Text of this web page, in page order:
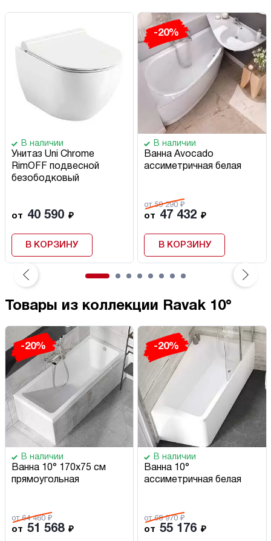
В наличии
Унитаз Uni Chrome
RimOFF подвесной
безободковый
от 40 590 ₽
В КОРЗИНУ
-20%
В наличии
Ванна Avocado
ассиметричная белая
от 59 290 ₽
от 47 432 ₽
В КОРЗИНУ
Товары из коллекции Ravak 10°
-20%
В наличии
Ванна 10° 170х75 см
прямоугольная
от 64 460 ₽
от 51 568 ₽
-20%
В наличии
Ванна 10°
ассиметричная белая
от 68 970 ₽
от 55 176 ₽